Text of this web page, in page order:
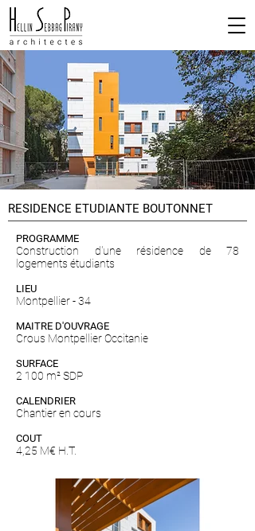
RESIDENCE ETUDIANTE BOUTONNET
PROGRAMME
Construction d'une résidence de 78
logements étudiants
LIEU
Montpellier - 34
MAITRE D'OUVRAGE
Crous Montpellier Occitanie
SURFACE
2 100 m² SDP
CALENDRIER
Chantier en cours
COUT
4,25 M€ H.T.